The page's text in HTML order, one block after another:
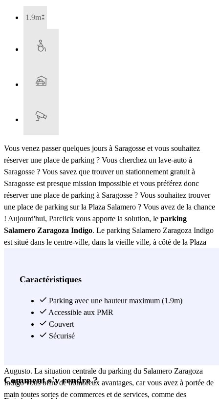
1.9m
Vous venez passer quelques jours à Saragosse et vous souhaitez
réserver une place de parking ? Vous cherchez un lave-auto à
Saragosse ? Vous savez que trouver un stationnement gratuit à
Saragosse est presque mission impossible et vous préférez donc
réserver une place de parking à Saragosse ? Vous souhaitez trouver
une place de parking sur la Plaza Salamero ? Vous avez de la chance
! Aujourd'hui, Parclick vous apporte la solution, le parking
Salamero Zaragoza Indigo. Le parking Salamero Zaragoza Indigo
est situé dans le centre-ville, dans la vieille ville, à côté de la Plaza
tous les jours de la semaine ! De plus, il dispose également de
telles que : toilettes, lavage de voiture, prêt de vélos, accessibilité
pour les personnes handicapées... Vous serez ravi de quitter le
parking du
Salamero Zaragoza
Salamero Zaragoza Indigo est facile, depuis la N-330, vous vous
Augusto. La situation centrale du parking du Salamero Zaragoza
Indigo vous offre de nombreux avantages, car vous avez à portée de
main toutes sortes de commerces et de services, comme des
Caractéristiques
Parking avec une hauteur maximum (1.9m)
Accessible aux PMR
Couvert
Sécurisé
Comment s'y rendre ?